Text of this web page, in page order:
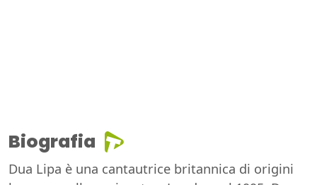
Biografia
Dua Lipa è una cantautrice britannica di origini